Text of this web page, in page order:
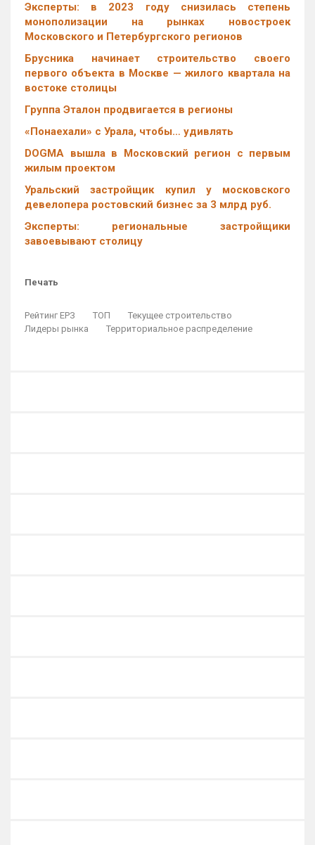
Эксперты: в 2023 году снизилась степень
монополизации на рынках новостроек
Московского и Петербургского регионов
Брусника начинает строительство своего
первого объекта в Москве — жилого квартала на
востоке столицы
Группа Эталон продвигается в регионы
«Понаехали» с Урала, чтобы… удивлять
DOGMA вышла в Московский регион с первым
жилым проектом
Уральский застройщик купил у московского
девелопера ростовский бизнес за 3 млрд руб.
Эксперты: региональные застройщики
завоевывают столицу
Печать
Рейтинг ЕРЗ ТОП
Текущее строительство
Лидеры рынка
Территориальное распределение